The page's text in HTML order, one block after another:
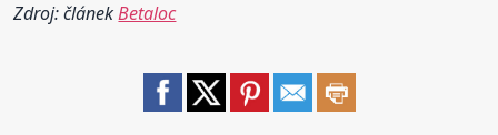
Zdroj: článekBetaloc